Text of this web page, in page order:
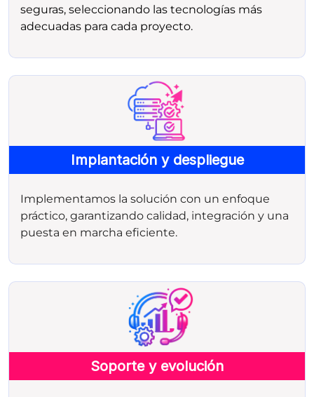
seguras, seleccionando las tecnologías más
adecuadas para cada proyecto.
Implantación y despliegue
Implementamos la solución con un enfoque
práctico, garantizando calidad, integración y una
puesta en marcha eficiente.
Soporte y evolución